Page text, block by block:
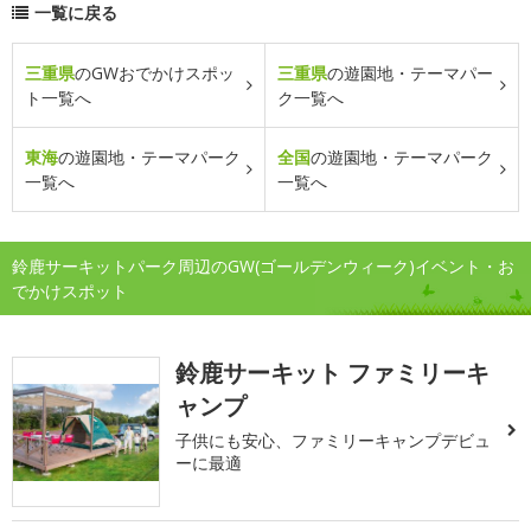
一覧に戻る
三重県のGWおでかけスポッ
ト一覧へ
三重県の遊園地・テーマパー
ク一覧へ
東海の遊園地・テーマパーク
一覧へ
全国の遊園地・テーマパーク
一覧へ
鈴鹿サーキットパーク周辺のGW(ゴールデンウィーク)イベント・お
でかけスポット
鈴鹿サーキット ファミリーキ
ャンプ
子供にも安心、ファミリーキャンプデビュ
ーに最適